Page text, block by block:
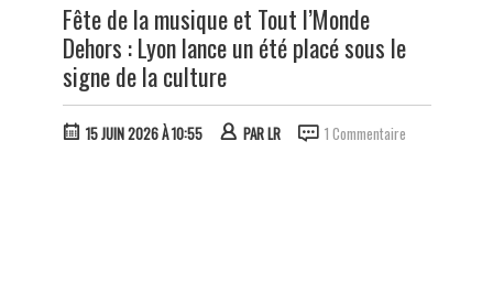
Fête de la musique et Tout l’Monde
Dehors : Lyon lance un été placé sous le
signe de la culture
15 JUIN 2026 À 10:55 PARLR 1 Commentaire